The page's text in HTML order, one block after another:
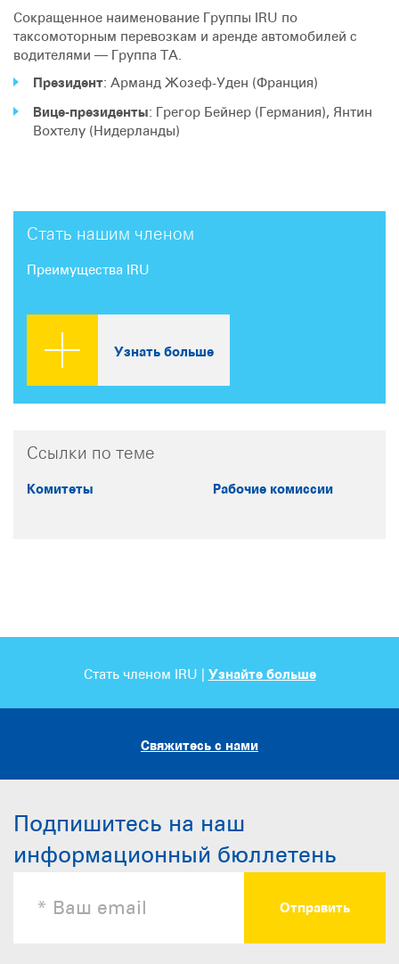
Сокращенное наименование Группы IRU по
таксомоторным перевозкам и аренде автомобилей с
водителями — Группа TA.
Президент: Арманд Жозеф-Уден (Франция)
Вице-президенты: Грегор Бейнер (Германия), Янтин
Вохтелу (Нидерланды)
Стать нашим членом
Преимущества IRU
Узнать больше
Ссылки по теме
Комитеты Рабочие комиссии
Стать членом IRU | Узнайте больше
Свяжитесь с нами
Подпишитесь на наш
информационный бюллетень